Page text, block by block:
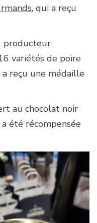
, qui a reçu
producteur
variétés de poire
reçu une médaille
au chocolat noir
été récompensée